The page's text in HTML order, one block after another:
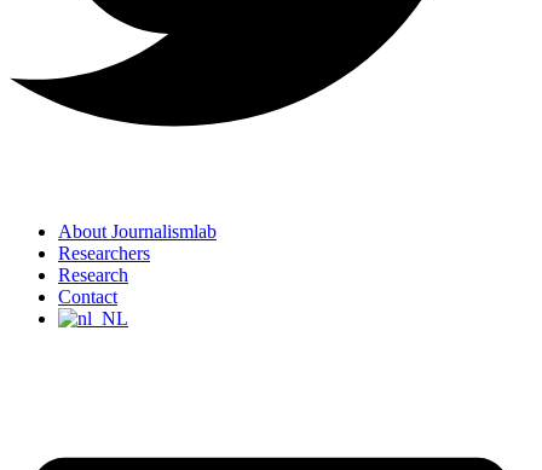
About Journalismlab
Researchers
Research
Contact